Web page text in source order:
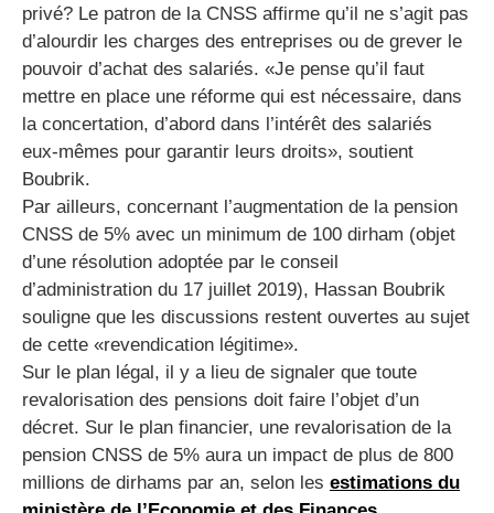
privé? Le patron de la CNSS affirme qu’il ne s’agit pas
d’alourdir les charges des entreprises ou de grever le
pouvoir d’achat des salariés. «Je pense qu’il faut
mettre en place une réforme qui est nécessaire, dans
la concertation, d’abord dans l’intérêt des salariés
eux-mêmes pour garantir leurs droits», soutient
Boubrik.
Par ailleurs, concernant l’augmentation de la pension
CNSS de 5% avec un minimum de 100 dirham (objet
d’une résolution adoptée par le conseil
d’administration du 17 juillet 2019), Hassan Boubrik
souligne que les discussions restent ouvertes au sujet
de cette «revendication légitime».
Sur le plan légal, il y a lieu de signaler que toute
revalorisation des pensions doit faire l’objet d’un
décret. Sur le plan financier, une revalorisation de la
pension CNSS de 5% aura un impact de plus de 800
millions de dirhams par an, selon les estimations du